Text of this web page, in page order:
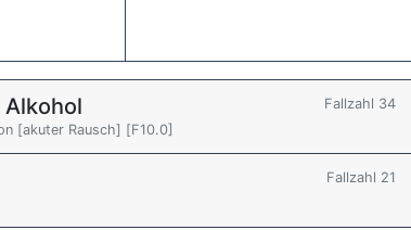
Fallzahl 34
[akuter Rausch] [F10.0]
Fallzahl 21